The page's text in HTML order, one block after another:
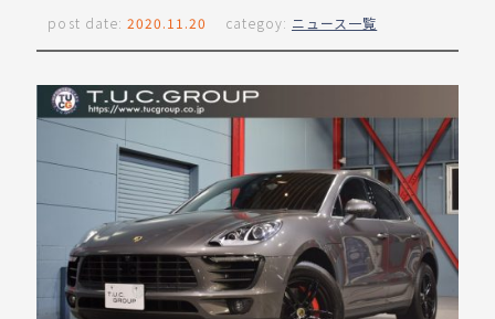
post date: 2020.11.20 categoy: ニュース一覧